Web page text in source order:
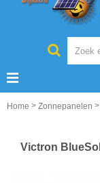
Home > Zonnepanelen >